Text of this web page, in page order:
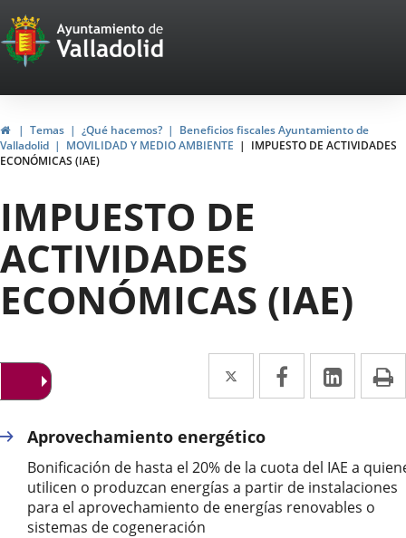
Portal
Web
del
Ayuntamiento
de
Valladolid
HomeTemas ¿Qué hacemos?
Beneficios fiscales Ayuntamiento de
Valladolid
MOVILIDAD Y MEDIO AMBIENTE
IMPUESTO DE ACTIVIDADES
ECONÓMICAS (IAE)
IMPUESTO DE
ACTIVIDADES
ECONÓMICAS (IAE)
Twitter
Enlace
a
una
aplicación
externa.
Facebook
Enlace
a
aplicación
externa.
Enlace
a
Aprovechamiento energético
Bonificación de hasta el 20% de la cuota del IAE a
utilicen o produzcan energías a partir de instalaciones
para el aprovechamiento de energías renovables o
sistemas de cogeneración